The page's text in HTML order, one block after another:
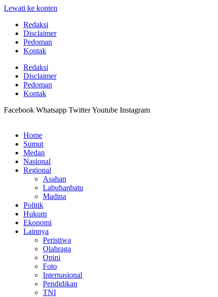
Lewati ke konten
Redaksi
Disclaimer
Pedoman
Kontak
Redaksi
Disclaimer
Pedoman
Kontak
Facebook Whatsapp TwitterYoutube Instagram
Home
Sumut
Medan
Nasional
Regional
Asahan
Labuhanbatu
Madina
Politik
Hukum
Ekonomi
Lainnya
Peristiwa
Olahraga
Opini
Foto
Internasional
Pendidikan
TNI